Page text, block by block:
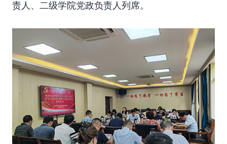
责人、二级学院党政负责人列席。